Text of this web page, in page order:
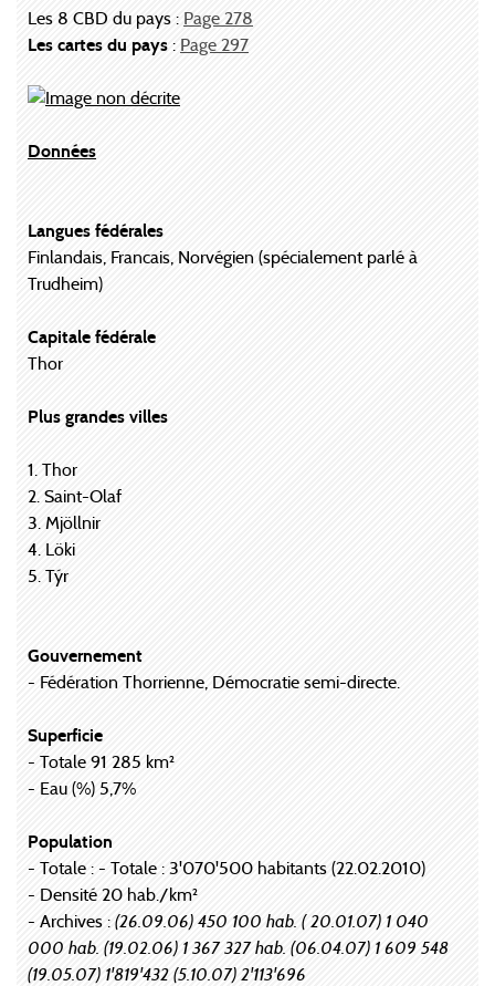
Les 8 CBD du pays : Page 278
Les cartes du pays : Page 297
Données
Langues fédérales
Finlandais, Francais, Norvégien (spécialement parlé à
Trudheim)
Capitale fédérale
Thor
Plus grandes villes
1. Thor
2. Saint-Olaf
3. Mjöllnir
4. Löki
5. Týr
Gouvernement
- Fédération Thorrienne, Démocratie semi-directe.
Superficie
- Totale 91 285 km²
- Eau (%) 5,7%
Population
- Totale : - Totale : 3'070'500 habitants (22.02.2010)
- Densité 20 hab./km²
- Archives : (26.09.06) 450 100 hab. ( 20.01.07) 1 040
000 hab. (19.02.06) 1 367 327 hab. (06.04.07) 1 609 548
(19.05.07) 1'819'432 (5.10.07) 2'113'696